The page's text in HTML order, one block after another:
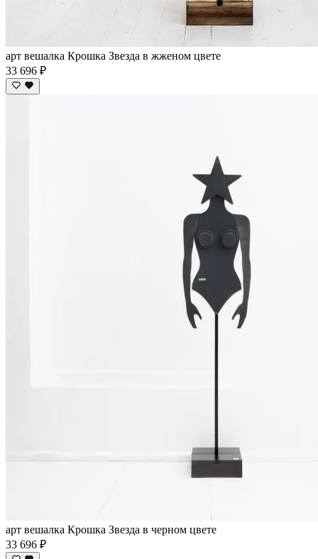
арт вешалка Крошка Звезда в жженом цвете
33 696 ₽
арт вешалка Крошка Звезда в черном цвете
33 696 ₽